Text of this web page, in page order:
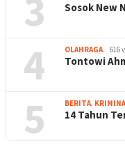
3 Sosok New
4 OLAHRAGA 616
Tontowi
5 BERITA
14 Tahun